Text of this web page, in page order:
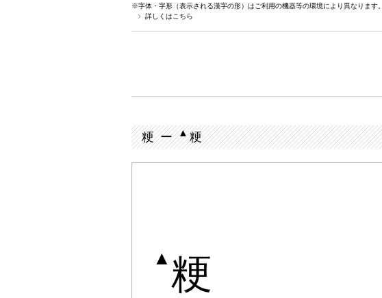
※字体・字形（表示される漢字の形）はご利用の機器等の環境により異なります。
詳しくはこちら
粳 ー▲粳
▲ 粳